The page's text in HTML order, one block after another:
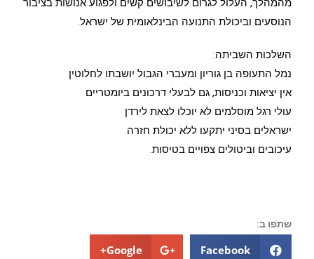
מהמהלך, העלול לגרום לשיבושים קשים ולפגוע אנושות בציבור
הנוסעים וביכולת התנועה הבינלאומית של ישראל.
השלכות השביתה:
נמל התעופה בן גוריון ומעברי הגבול יושבתו לחלוטין
אין יציאות וכניסות, גם לבעלי דרכונים ביומטריים
עולי רגל מוסלמים לא יוכלו לצאת לירדן
ישראלים בסיני יתקעו ללא יכולת חזרה
עיכובים וביטולים צפויים בטיסות.
שתפו ב:
Facebook
Google+